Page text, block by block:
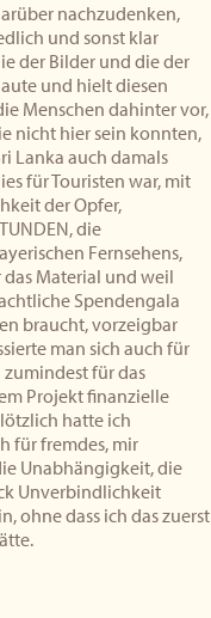
nachzudenken,
und sonst klar
der Bilder und die der
und hielt diesen
Menschen dahinter vor,
nicht hier sein konnten,
Lanka auch damals
für Touristen war, mit
der Opfer,
die
Fernsehens,
Material und weil
Spendengala
braucht, vorzeigbar
man sich auch für
für das
Projekt finanzielle
hatte ich
für fremdes, mir
Unabhängigkeit, die
Unverbindlichkeit
ohne dass ich das zuerst